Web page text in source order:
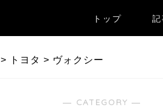
トップ
> トヨタ > ヴォクシー
― CATEGORY ―